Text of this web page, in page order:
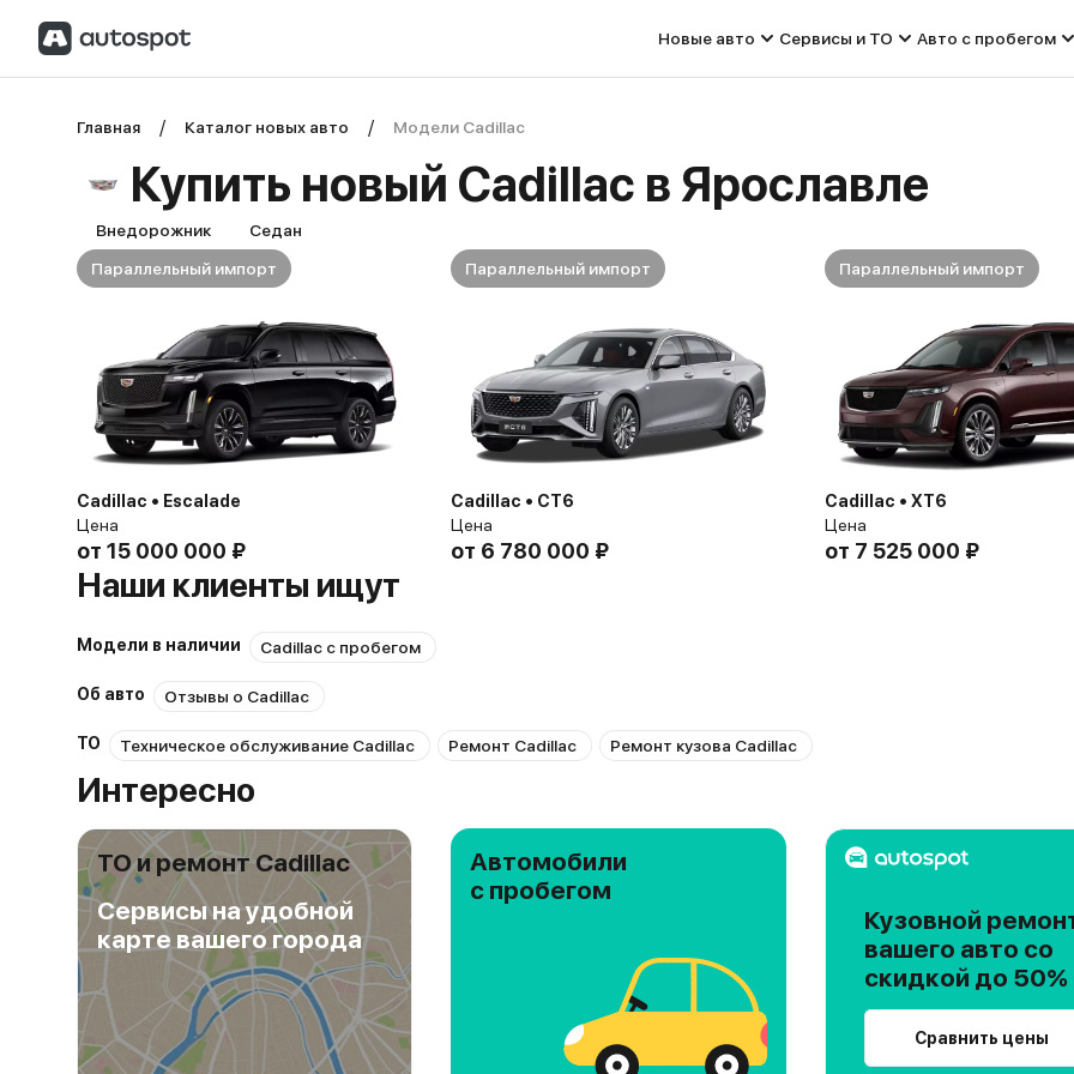
Новые авто Сервисы и ТО Авто с пробегом
Главная Каталог новых авто Модели Cadillac
Купить новый Cadillac в Ярославле
Внедорожник
Седан
Параллельный импорт
Cadillac • Escalade
Цена
от 15 000 000 ₽
Параллельный импорт
Cadillac • CT6
Цена
от 6 780 000 ₽
Параллельный импорт
Cadillac • XT6
Цена
от 7 525 000 ₽
Наши клиенты ищут
Модели в наличии Cadillac с пробегом
Об авто Отзывы о Cadillac
ТО Техническое обслуживание Cadillac Ремонт Cadillac Ремонт кузова Cadillac
Интересно
ТО и ремонт Cadillac
Сервисы на удобной
карте вашего города
Автомобили
с пробегом
Кузовной
вашего авто со
скидкой до 50%
Сравнить цены